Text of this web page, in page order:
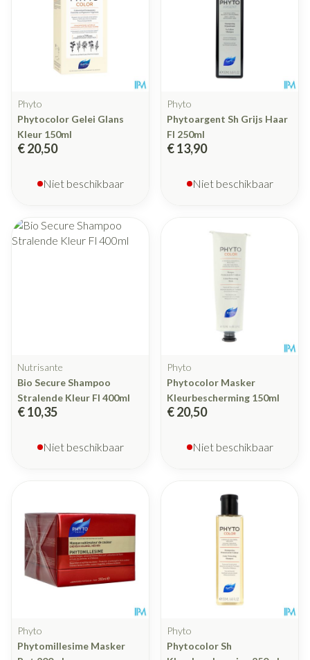
Phyto
Phytocolor Gelei Glans
Kleur 150ml
€ 20,50
Niet beschikbaar
Phyto
Phytoargent Sh Grijs Haar
Fl 250ml
€ 13,90
Niet beschikbaar
Nutrisante
Bio Secure Shampoo
Stralende Kleur Fl 400ml
€ 10,35
Niet beschikbaar
Phyto
Phytocolor Masker
Kleurbescherming 150ml
€ 20,50
Niet beschikbaar
Phyto
Phytomillesime Masker
Phyto
Phytocolor Sh